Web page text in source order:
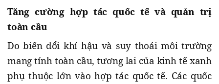
Tăng cường hợp tác quốc tế và quản trị
toàn cầu
Do biến đổi khí hậu và suy thoái môi trường
mang tính toàn cầu, tương lai của kinh tế xanh
phụ thuộc lớn vào hợp tác quốc tế. Các quốc